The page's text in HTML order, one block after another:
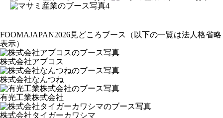
FOOMAJAPAN2026見どころブース
（以下の一覧は法人格省略
表示）
株式会社アプコス
株式会社なんつね
有光工業株式会社
株式会社タイガーカワシマ